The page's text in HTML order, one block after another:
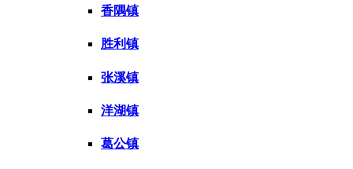
香隅镇
胜利镇
张溪镇
洋湖镇
葛公镇